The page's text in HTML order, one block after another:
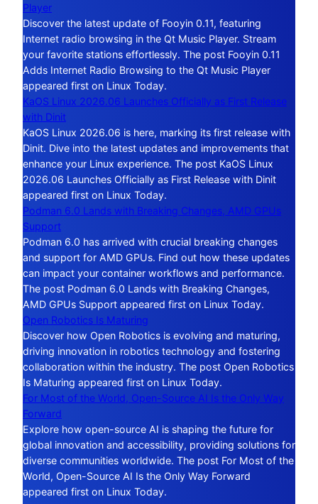
Player
Discover the latest update of Fooyin 0.11, featuring
Internet radio browsing in the Qt Music Player. Stream
your favorite stations effortlessly. The post Fooyin 0.11
Adds Internet Radio Browsing to the Qt Music Player
appeared first on Linux Today.
KaOS Linux 2026.06 Launches Officially as First Release
with Dinit
KaOS Linux 2026.06 is here, marking its first release with
Dinit. Dive into the latest updates and improvements that
enhance your Linux experience. The post KaOS Linux
2026.06 Launches Officially as First Release with Dinit
appeared first on Linux Today.
Podman 6.0 Lands with Breaking Changes, AMD GPUs
Support
Podman 6.0 has arrived with crucial breaking changes
and support for AMD GPUs. Find out how these updates
can impact your container workflows and performance.
The post Podman 6.0 Lands with Breaking Changes,
AMD GPUs Support appeared first on Linux Today.
Open Robotics Is Maturing
Discover how Open Robotics is evolving and maturing,
driving innovation in robotics technology and fostering
collaboration within the industry. The post Open Robotics
Is Maturing appeared first on Linux Today.
For Most of the World, Open-Source AI Is the Only Way
Forward
Explore how open-source AI is shaping the future for
global innovation and accessibility, providing solutions for
diverse communities worldwide. The post For Most of the
World, Open-Source AI Is the Only Way Forward
appeared first on Linux Today.